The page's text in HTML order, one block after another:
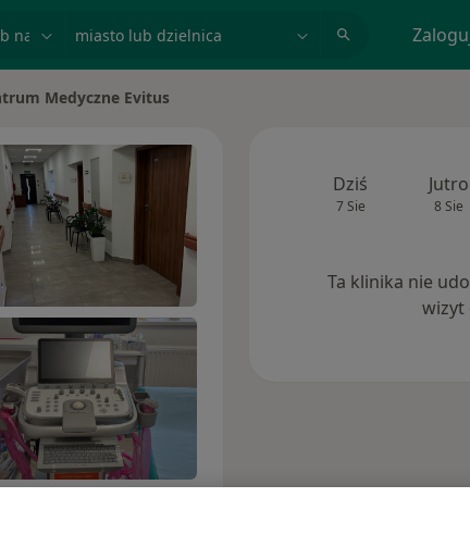
Medyczne Evitus
Dziś
7 Sie
Jutro
8 Sie
Ta klinika nie
wizyt